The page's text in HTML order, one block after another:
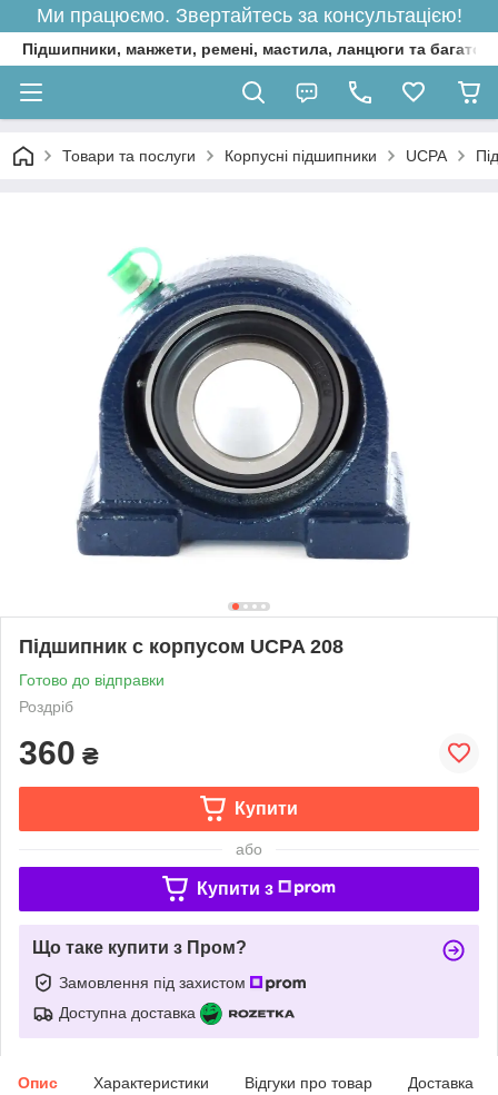
Ми працюємо. Звертайтесь за консультацією!
Підшипники, манжети, ремені, мастила, ланцюги та багато
Товари та послуги Корпусні підшипники UCPA
Підшипник c корпусом UCPA 208
Готово до відправки
Роздріб
360 ₴
Купити
або
Купити з
Що таке купити з Пром?
Замовлення під захистом
Доступна доставка
Опис Характеристики Відгуки про товар Доставка